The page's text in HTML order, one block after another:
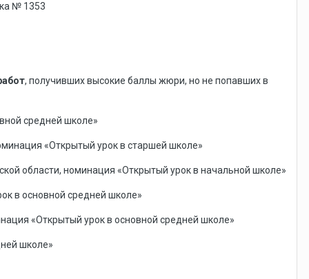
№ 1353
, получивших высокие баллы жюри, но не попавших в
средней школе»
«Открытый урок в старшей школе»
области, номинация «Открытый урок в начальной школе»
в основной средней школе»
«Открытый урок в основной средней школе»
школе»